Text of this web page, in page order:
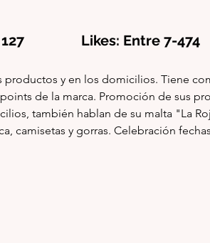
Likes: Entre 7-474
y en los domicilios. Tiene
de la marca. Promoción de sus
también hablan de su malta "La
camisetas y gorras. Celebración